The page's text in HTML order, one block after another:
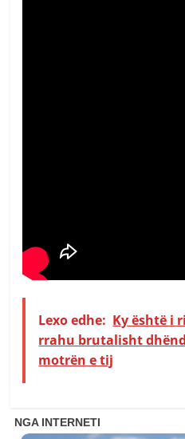
Lexo edhe: Ky është i
rrahu brutalisht
motrën e tij